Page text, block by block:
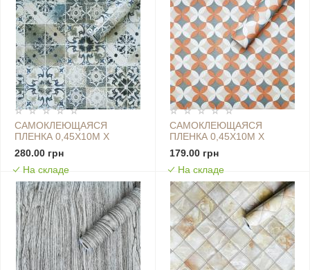
САМОКЛЕЮЩАЯСЯ
ПЛЕНКА 0,45Х10М Х
0,07ММ ОЛИВКОВЫЙ
ОРНАМЕНТ SW-00001232
280.00 грн
На складе
САМОКЛЕЮЩАЯСЯ
ПЛЕНКА 0,45Х10М Х
0,07ММ ОРАНЖЕВЫЕ
ЦВЕТЫ SW-00001220
179.00 грн
На складе